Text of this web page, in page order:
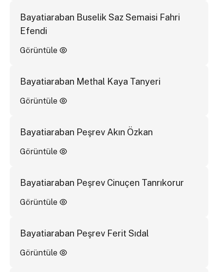
Bayatiaraban Buselik Saz Semaisi Fahri
Efendi
Görüntüle
Bayatiaraban Methal Kaya Tanyeri
Görüntüle
Bayatiaraban Peşrev Akın Özkan
Görüntüle
Bayatiaraban Peşrev Cinuçen Tanrıkorur
Görüntüle
Bayatiaraban Peşrev Ferit Sıdal
Görüntüle